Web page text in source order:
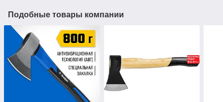
Подобные товары компании